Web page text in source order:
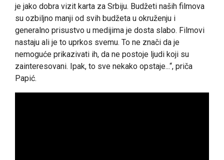
je jako dobra vizit karta za Srbiju. Budžeti naših filmova
su ozbiljno manji od svih budžeta u okruženju i
generalno prisustvo u medijima je dosta slabo. Filmovi
nastaju ali je to uprkos svemu. To ne znači da je
nemoguće prikazivati ih, da ne postoje ljudi koji su
zainteresovani. Ipak, to sve nekako opstaje...“, priča
Papić.